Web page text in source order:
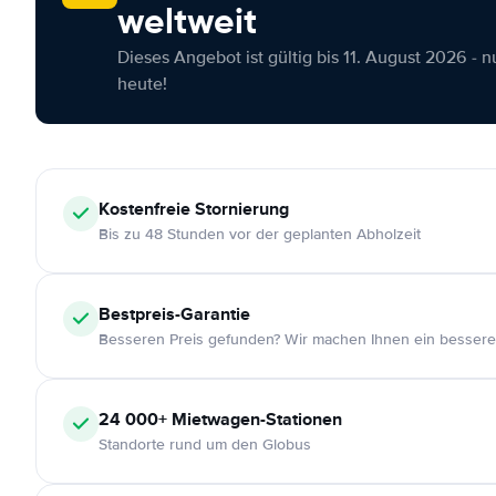
weltweit
Dieses Angebot ist gültig bis 11. August 2026 -
heute!
KostenfreieStornierung
Bis zu 48 Stunden vor der geplanten Abholzeit
Bestpreis-Garantie
Besseren Preis gefunden? Wir machen Ihnen ein
24 000+ Mietwagen-Stationen
Standorte rund um den Globus